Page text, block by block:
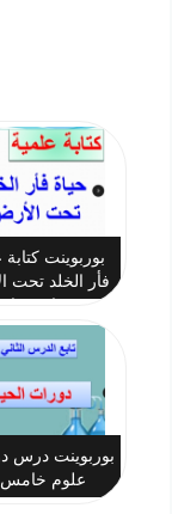
بوربوينت كتابة
فأر الخلد تحت
بوربوينت درس
علوم خامس